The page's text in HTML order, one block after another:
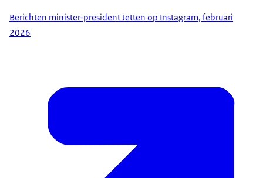
Berichten minister-president Jetten op Instagram, februari
2026